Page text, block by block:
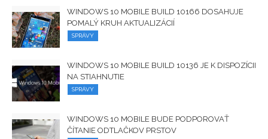
WINDOWS 10 MOBILE BUILD 10166 DOSAHUJE
POMALÝ KRUH AKTUALIZÁCIÍ
SPRÁVY
WINDOWS 10 MOBILE BUILD 10136 JE K DISPOZÍCII
NA STIAHNUTIE
SPRÁVY
WINDOWS 10 MOBILE BUDE PODPOROVAŤ
ČÍTANIE ODTLAČKOV PRSTOV